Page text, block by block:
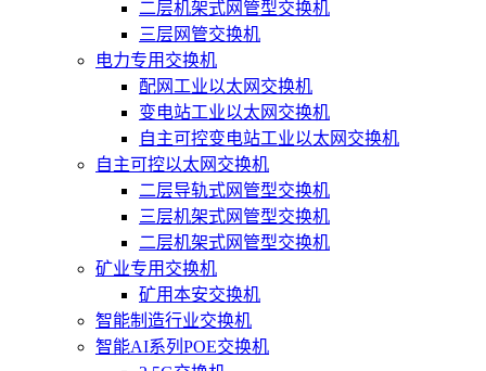
二层机架式网管型交换机
三层网管交换机
电力专用交换机
配网工业以太网交换机
变电站工业以太网交换机
自主可控变电站工业以太网交换机
自主可控以太网交换机
二层导轨式网管型交换机
三层机架式网管型交换机
二层机架式网管型交换机
矿业专用交换机
矿用本安交换机
智能制造行业交换机
智能AI系列POE交换机